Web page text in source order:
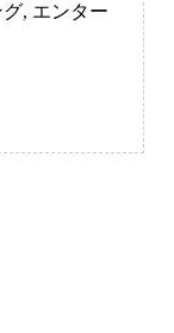
, エンター